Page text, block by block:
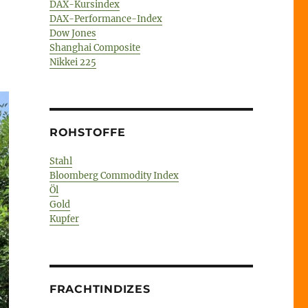
DAX-Kursindex
DAX-Performance-Index
Dow Jones
Shanghai Composite
Nikkei 225
ROHSTOFFE
Stahl
Bloomberg Commodity Index
Öl
Gold
Kupfer
FRACHTINDIZES